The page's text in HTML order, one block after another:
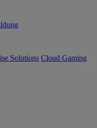
Solutions Cloud Gaming